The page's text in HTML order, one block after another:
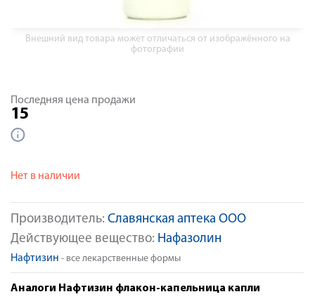
Внешний вид товара может отличаться от изображённого на
фотографии
Производитель: Славянская аптека ООО
Действующее вещество: Нафазолин
Нафтизин - все лекарственные формы
Последняя цена продажи
15
Нет в наличии
Аналоги Нафтизин флакон-капельница капли